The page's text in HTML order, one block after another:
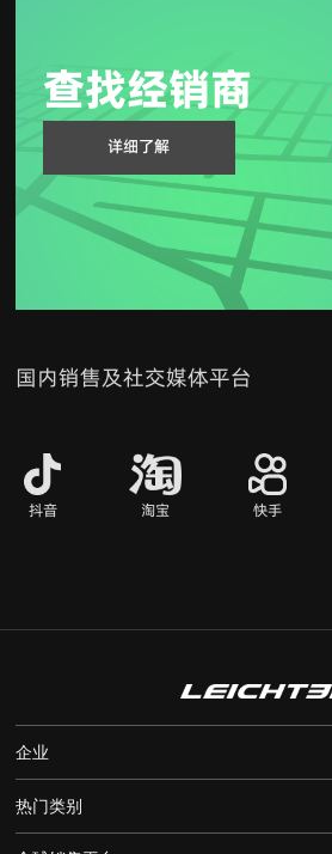
查找经销商
详细了解
国内销售及社交媒体平台
抖音 淘宝 快手
企业
热门类别